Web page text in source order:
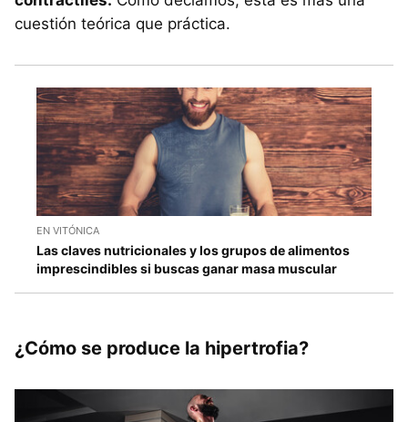
cuestión teórica que práctica.
EN VITÓNICA
Las claves nutricionales y los grupos de alimentos
imprescindibles si buscas ganar masa muscular
¿Cómo se produce la hipertrofia?